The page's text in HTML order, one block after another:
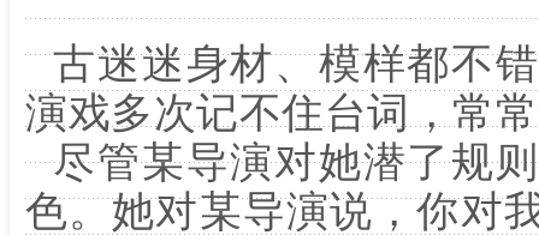
古迷迷身材、模样都不
演戏多次记不住台词，常
尽管某导演对她潜了规
色。她对某导演说，你对